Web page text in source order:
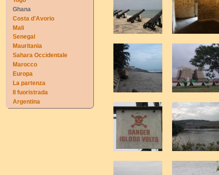
Ghana
Costa d'Avorio
Mali
Senegal
Mauritania
Sahara Occidentale
Marocco
Europa
La partenza
Il fuoristrada
Argentina